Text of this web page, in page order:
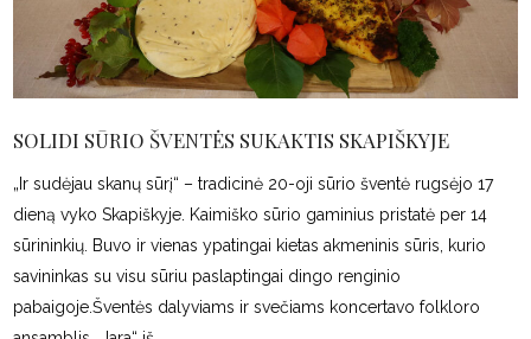
SOLIDI SŪRIO ŠVENTĖS SUKAKTIS SKAPIŠKYJE
„Ir sudėjau skanų sūrį“ – tradicinė 20-oji sūrio šventė rugsėjo 17
dieną vyko Skapiškyje. Kaimiško sūrio gaminius pristatė per 14
sūrininkių. Buvo ir vienas ypatingai kietas akmeninis sūris, kurio
savininkas su visu sūriu paslaptingai dingo renginio
pabaigoje.Šventės dalyviams ir svečiams koncertavo folkloro